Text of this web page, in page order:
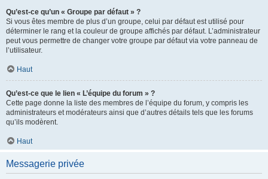
Qu’est-ce qu’un « Groupe par défaut » ?
Si vous êtes membre de plus d’un groupe, celui par défaut est utilisé pour
déterminer le rang et la couleur de groupe affichés par défaut. L’administrateur
peut vous permettre de changer votre groupe par défaut via votre panneau de
l’utilisateur.
Haut
Qu’est-ce que le lien « L’équipe du forum » ?
Cette page donne la liste des membres de l’équipe du forum, y compris les
administrateurs et modérateurs ainsi que d’autres détails tels que les forums
qu’ils modèrent.
Haut
Messagerie privée